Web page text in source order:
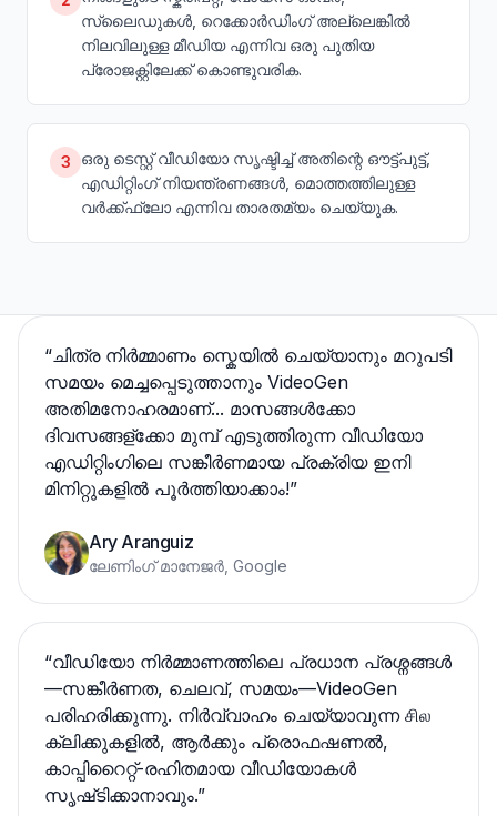
സ്ലൈഡുകൾ, റെക്കോർഡിംഗ് അല്ലെങ്കിൽ
നിലവിലുള്ള മീഡിയ എന്നിവ ഒരു പുതിയ
പ്രോജക്റ്റിലേക്ക് കൊണ്ടുവരിക.
3
ഒരു ടെസ്റ്റ് വീഡിയോ സൃഷ്ടിച്ച് അതിന്റെ ഔട്ട്പുട്ട്,
എഡിറ്റിംഗ് നിയന്ത്രണങ്ങൾ, മൊത്തത്തിലുള്ള
വർക്ക്ഫ്ലോ എന്നിവ താരതമ്യം ചെയ്യുക.
“ചിത്ര നിർമ്മാണം സ്കെയിൽ ചെയ്യാനും മറുപടി
സമയം മെച്ചപ്പെടുത്താനും VideoGen
അതിമനോഹരമാണ്... മാസങ്ങൾക്കോ
ദിവസങ്ങള്ക്കോ മുമ്പ് എടുത്തിരുന്ന വീഡിയോ
എഡിറ്റിംഗിലെ സങ്കീര്‍ണമായ പ്രക്രിയ ഇനി
മിനിറ്റുകളിൽ പൂർത്തിയാക്കാം!”
Ary Aranguiz
ലേണിംഗ് മാനേജർ, Google
“വീഡിയോ നിർമ്മാണത്തിലെ പ്രധാന പ്രശ്നങ്ങൾ
—സങ്കീര്‍ണത, ചെലവ്, സമയം—VideoGen
പരിഹരിക്കുന്നു. നിർവ്വാഹം ചെയ്യാവുന്ന சில
ക്ലിക്കുകളിൽ, ആര്‍ക്കും പ്രൊഫഷണൽ,
കാപ്പിറൈറ്റ്-രഹിതമായ വീഡിയോകൾ
സൃഷ്‌ടിക്കാനാവും.”